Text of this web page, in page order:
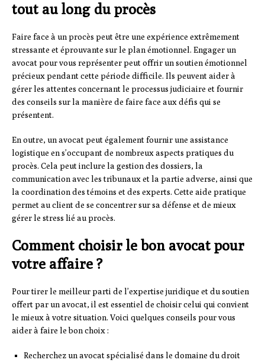
tout au long du procès
Faire face à un procès peut être une expérience extrêmement
stressante et éprouvante sur le plan émotionnel. Engager un
avocat pour vous représenter peut offrir un soutien émotionnel
précieux pendant cette période difficile. Ils peuvent aider à
gérer les attentes concernant le processus judiciaire et fournir
des conseils sur la manière de faire face aux défis qui se
présentent.
En outre, un avocat peut également fournir une assistance
logistique en s’occupant de nombreux aspects pratiques du
procès. Cela peut inclure la gestion des dossiers, la
communication avec les tribunaux et la partie adverse, ainsi que
la coordination des témoins et des experts. Cette aide pratique
permet au client de se concentrer sur sa défense et de mieux
gérer le stress lié au procès.
Comment choisir le bon avocat pour
votre affaire ?
Pour tirer le meilleur parti de l’expertise juridique et du soutien
offert par un avocat, il est essentiel de choisir celui qui convient
le mieux à votre situation. Voici quelques conseils pour vous
aider à faire le bon choix :
Recherchez un avocat spécialisé dans le domaine du droit